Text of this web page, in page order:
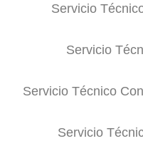
Servicio
Servicio
Servicio Técnico
Servicio